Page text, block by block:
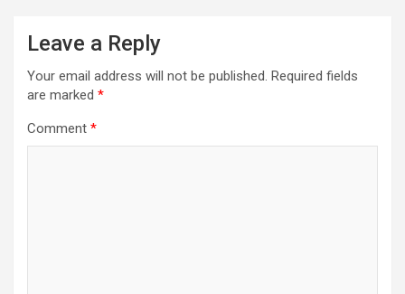
Leave a Reply
Your email address will not be published. Required fields
are marked *
Comment *